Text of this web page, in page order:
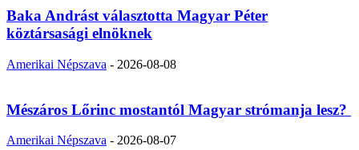
Baka Andrást választotta Magyar Péter
köztársasági elnöknek
Amerikai Népszava - 2026-08-08
Mészáros Lőrinc mostantól Magyar strómanja lesz?
Amerikai Népszava - 2026-08-07